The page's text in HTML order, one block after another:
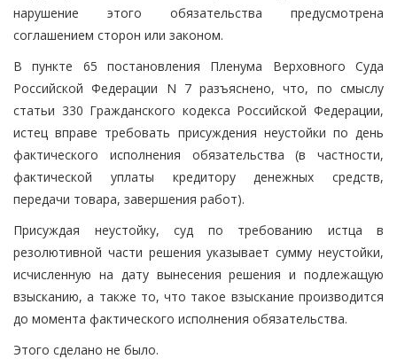
нарушение этого обязательства предусмотрена
соглашением сторон или законом.
В пункте 65 постановления Пленума Верховного Суда
Российской Федерации N 7 разъяснено, что, по смыслу
статьи 330 Гражданского кодекса Российской Федерации,
истец вправе требовать присуждения неустойки по день
фактического исполнения обязательства (в частности,
фактической уплаты кредитору денежных средств,
передачи товара, завершения работ).
Присуждая неустойку, суд по требованию истца в
резолютивной части решения указывает сумму неустойки,
исчисленную на дату вынесения решения и подлежащую
взысканию, а также то, что такое взыскание производится
до момента фактического исполнения обязательства.
Этого сделано не было.